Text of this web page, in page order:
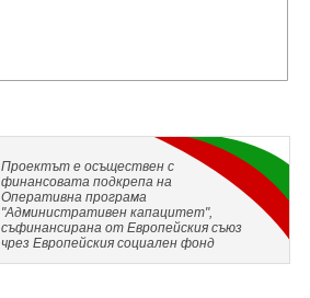
Проектът е осъществен с
финансовата подкрепа на
Оперативна програма
"Административен капацитет",
съфинансирана от Европейския съюз
чрез Европейския социален фонд